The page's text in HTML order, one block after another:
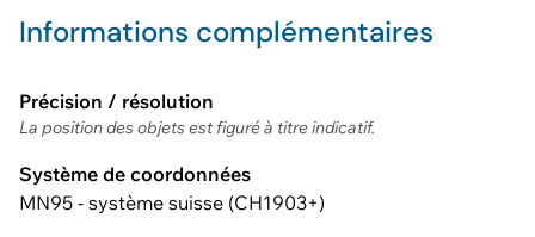
Informations complémentaires
Précision / résolution
La position des objets est figuré à titre indicatif.
Système de coordonnées
MN95 - système suisse (CH1903+)